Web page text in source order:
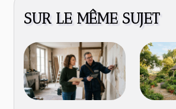
SUR LE MÊME SUJET